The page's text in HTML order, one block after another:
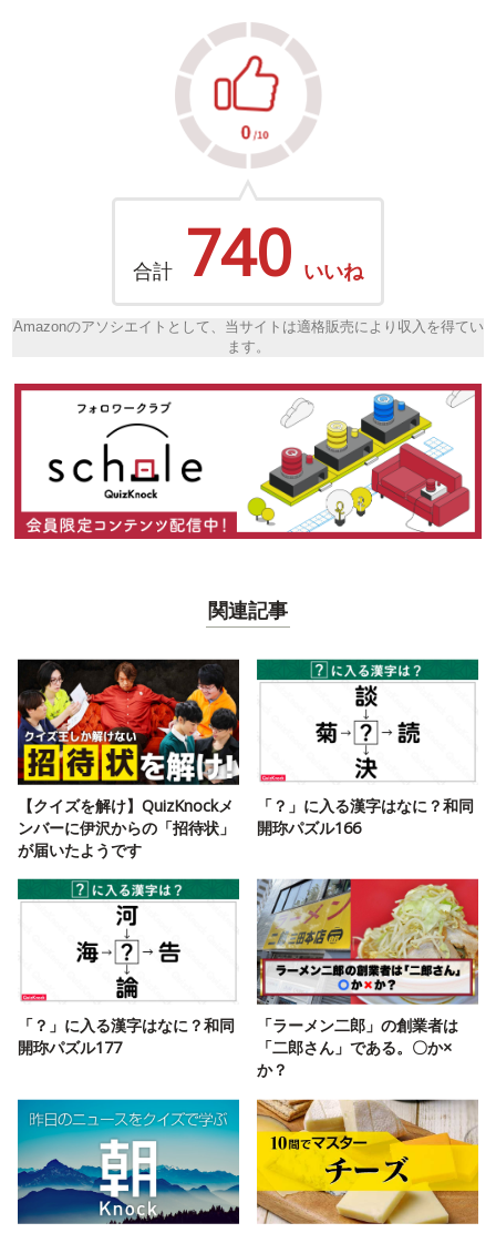
合計 740 いいね
Amazonのアソシエイトとして、当サイトは適格販売により収入を得てい
ます。
関連記事
【クイズを解け】QuizKnockメ
ンバーに伊沢からの「招待状」
が届いたようです
「？」に入る漢字はなに？和同
開珎パズル166
「？」に入る漢字はなに？和同
開珎パズル177
「ラーメン二郎」の創業者は
「二郎さん」である。〇か×
か？